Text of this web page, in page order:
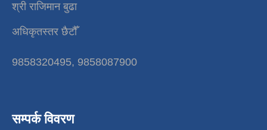
श्री राजिमान बुढा
अधिकृतस्तर छैटौँ
9858320495, 9858087900
सम्पर्क विवरण